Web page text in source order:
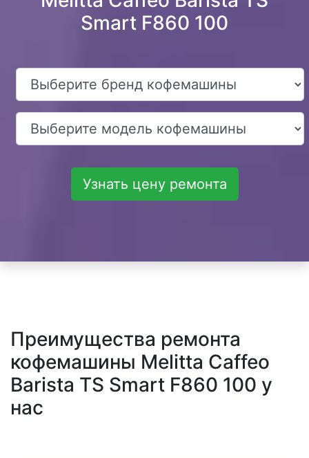
Smart F860 100
Узнать цену ремонта
Преимущества ремонта
кофемашины Melitta Caffeo
Barista TS Smart F860 100 у
нас